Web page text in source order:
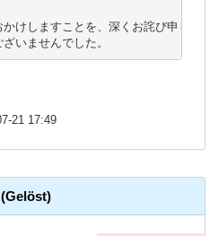
けしますことを、深くお詫び申し上げ
いませんでした。
21 17:49
(Gelöst)